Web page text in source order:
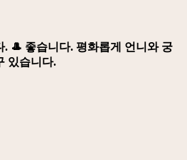
🎩 좋습니다. 평화롭게 언니와 궁
있습니다.